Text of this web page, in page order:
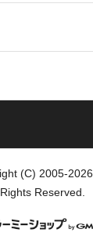
(C) 2005-2026
Reserved.